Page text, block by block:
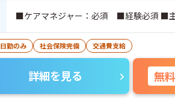
■ケアマネジャー：必須 ■経験必須 ■
日勤のみ 社会保険完備 交通費支給
詳細を見る 無料